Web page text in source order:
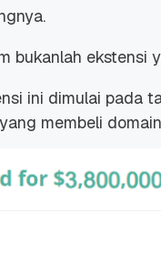
20 Nov, 2025
bukanlah ekstensi
ini dimulai pada
membeli